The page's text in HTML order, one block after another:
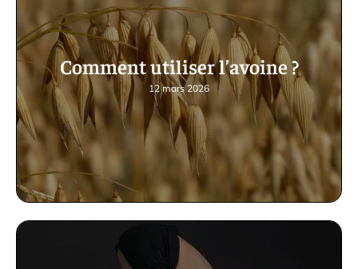
Comment utiliser l’avoine ?
12 mars 2026